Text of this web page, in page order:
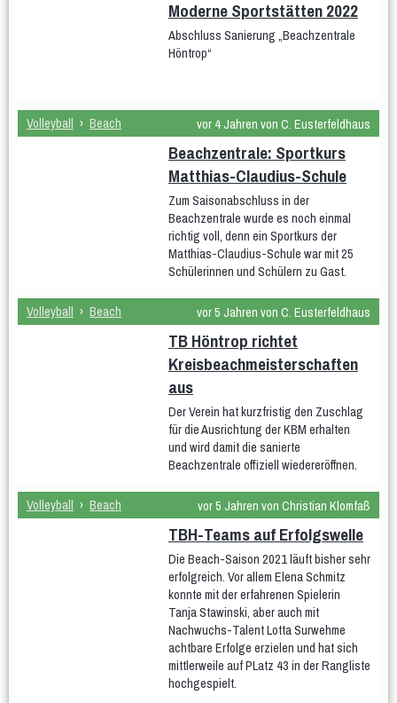
WDM U15 (Apr 2022)
Spielplan & Ergebnisse
Unterstützer
DM U20 (Jun 2021)
Frauen 2 Frauen 3
Weibliche Jugend
wU20 wU18 wU16 wU14 wU13
wU12
Männer 2
Männliche Jugend
mU14 mU13 mU12
Stadtliga Mixed Mixed
weibliche Jugend Männer
männliche Jugend Mixed
Damen 5 Quereinsteiger
Stadtliga Herren mU20 (PSV)
Moderne Sportstätten 2022
Abschluss Sanierung „Beachzentrale
Höntrop“
Volleyball › Beach vor 4 Jahren von C. Eusterfeldhaus
Beachzentrale: Sportkurs
Matthias-Claudius-Schule
Zum Saisonabschluss in der
Beachzentrale wurde es noch einmal
richtig voll, denn ein Sportkurs der
Matthias-Claudius-Schule war mit 25
Schülerinnen und Schülern zu Gast.
Volleyball › Beach vor 5 Jahren von C. Eusterfeldhaus
TB Höntrop richtet
Kreisbeachmeisterschaften
aus
Der Verein hat kurzfristig den Zuschlag
für die Ausrichtung der KBM erhalten
und wird damit die sanierte
Beachzentrale offiziell wiedereröffnen.
Volleyball › Beach vor 5 Jahren von Christian Klomfaß
TBH-Teams auf Erfolgswelle
Die Beach-Saison 2021 läuft bisher sehr
erfolgreich. Vor allem Elena Schmitz
konnte mit der erfahrenen Spielerin
Tanja Stawinski, aber auch mit
Nachwuchs-Talent Lotta Surwehme
achtbare Erfolge erzielen und hat sich
mittlerweile auf PLatz 43 in der Rangliste
hochgespielt.